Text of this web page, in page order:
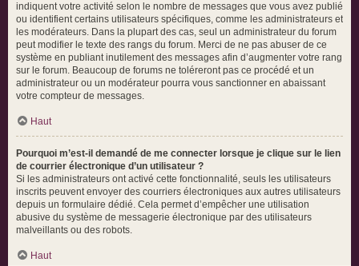
indiquent votre activité selon le nombre de messages que vous avez publié
ou identifient certains utilisateurs spécifiques, comme les administrateurs et
les modérateurs. Dans la plupart des cas, seul un administrateur du forum
peut modifier le texte des rangs du forum. Merci de ne pas abuser de ce
système en publiant inutilement des messages afin d’augmenter votre rang
sur le forum. Beaucoup de forums ne toléreront pas ce procédé et un
administrateur ou un modérateur pourra vous sanctionner en abaissant
votre compteur de messages.
Haut
Pourquoi m’est-il demandé de me connecter lorsque je clique sur le lien
de courrier électronique d’un utilisateur ?
Si les administrateurs ont activé cette fonctionnalité, seuls les utilisateurs
inscrits peuvent envoyer des courriers électroniques aux autres utilisateurs
depuis un formulaire dédié. Cela permet d’empêcher une utilisation
abusive du système de messagerie électronique par des utilisateurs
malveillants ou des robots.
Haut